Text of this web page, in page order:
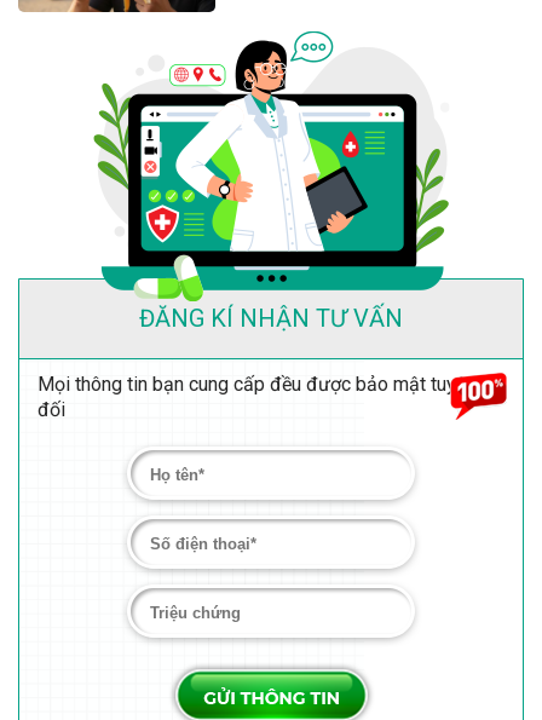
ĐĂNG KÍ NHẬN TƯ VẤN
Mọi thông tin bạn cung cấp đều được bảo mật tuyệt
đối